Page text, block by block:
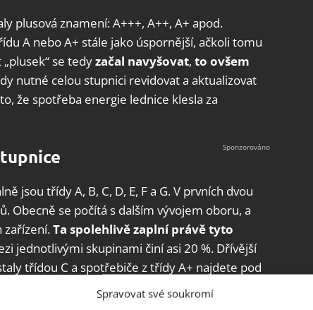
Spravovat své soukromí
plusová znamení: A+++, A++, A+ apod.
A nebo A+ stále jako úspornější, ačkoli tomu
se tedyzačal navyšovat, to ovšem
nutné celou stupnici revidovat a aktualizovat
že spotřeba energie lednice klesla za
jsou třídy A, B, C, D, E, F a G. V prvních dvou
Obecně se počítá s dalším vývojem oboru, a
zařízení.Ta spolehlivě zaplní právě tyto
jednotlivými skupinami činí asi 20 %. Dřívější
třídou C a spotřebiče z třídy A+ najdete pod